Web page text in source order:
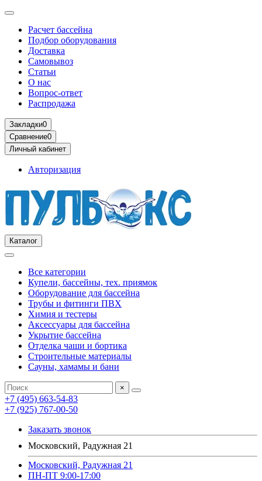
Расчет бассейна
Подбор оборудования
Доставка
Самовывоз
Статьи
О нас
Вопрос-ответ
Распродажа
Закладки0
Сравнение0
Личный кабинет
Авторизация
Каталог
Все категории
Купели, бассейны, тех. приямок
Оборудование для бассейна
Трубы и фитинги ПВХ
Химия и тестеры
Аксессуары для бассейна
Укрытие бассейна
Отделка чаши и бортика
Строительные материалы
Сауны, хамамы и бани
×
+7 (495) 663-54-83
+7 (925) 767-00-50
Заказать звонок
Московский, Радужная 21
Московский, Радужная 21
ПН-ПТ 9:00-17:00